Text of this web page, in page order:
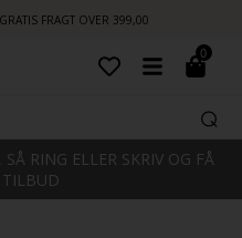
GRATIS FRAGT OVER 399,00
0
RING ELLER SKRIV OG FÅ